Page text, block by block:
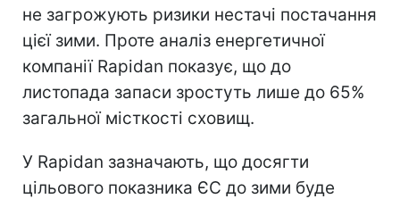
не загрожують ризики нестачі постачання
цієї зими. Проте аналіз енергетичної
компанії Rapidan показує, що до
листопада запаси зростуть лише до 65%
загальної місткості сховищ.
У Rapidan зазначають, що досягти
цільового показника ЄС до зими буде